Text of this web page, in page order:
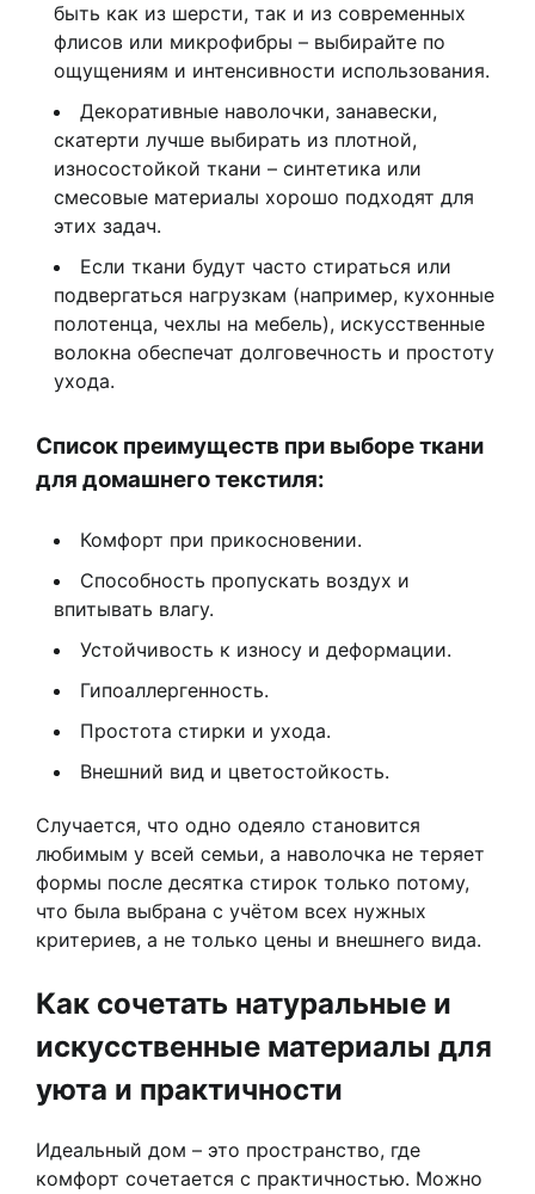
быть как из шерсти, так и из современных
флисов или микрофибры – выбирайте по
ощущениям и интенсивности использования.
Декоративные наволочки, занавески,
скатерти лучше выбирать из плотной,
износостойкой ткани – синтетика или
смесовые материалы хорошо подходят для
этих задач.
Если ткани будут часто стираться или
подвергаться нагрузкам (например, кухонные
полотенца, чехлы на мебель), искусственные
волокна обеспечат долговечность и простоту
ухода.
Список преимуществ при выборе ткани
для домашнего текстиля:
Комфорт при прикосновении.
Способность пропускать воздух и
впитывать влагу.
Устойчивость к износу и деформации.
Гипоаллергенность.
Простота стирки и ухода.
Внешний вид и цветостойкость.
Случается, что одно одеяло становится
любимым у всей семьи, а наволочка не теряет
формы после десятка стирок только потому,
что была выбрана с учётом всех нужных
критериев, а не только цены и внешнего вида.
Как сочетать натуральные и
искусственные материалы для
уюта и практичности
Идеальный дом – это пространство, где
комфорт сочетается с практичностью. Можно